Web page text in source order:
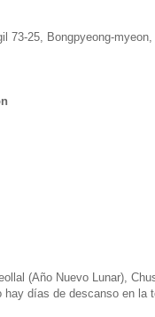
73-25, Bongpyeong-
(Año Nuevo Lunar),
días de descanso en la